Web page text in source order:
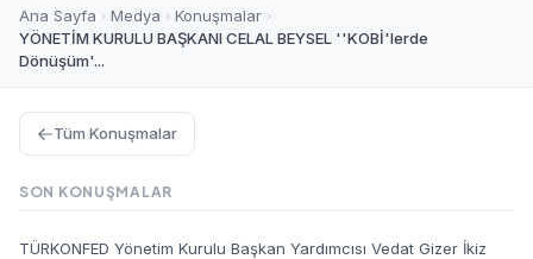
Ana Sayfa Medya
Konuşmalar
YÖNETİM KURULU BAŞKANI CELAL BEYSEL ''KOBİ'lerde
Dönüşüm'...
Tüm Konuşmalar
SON KONUŞMALAR
TÜRKONFED Yönetim Kurulu Başkan Yardımcısı Vedat Gizer İkiz